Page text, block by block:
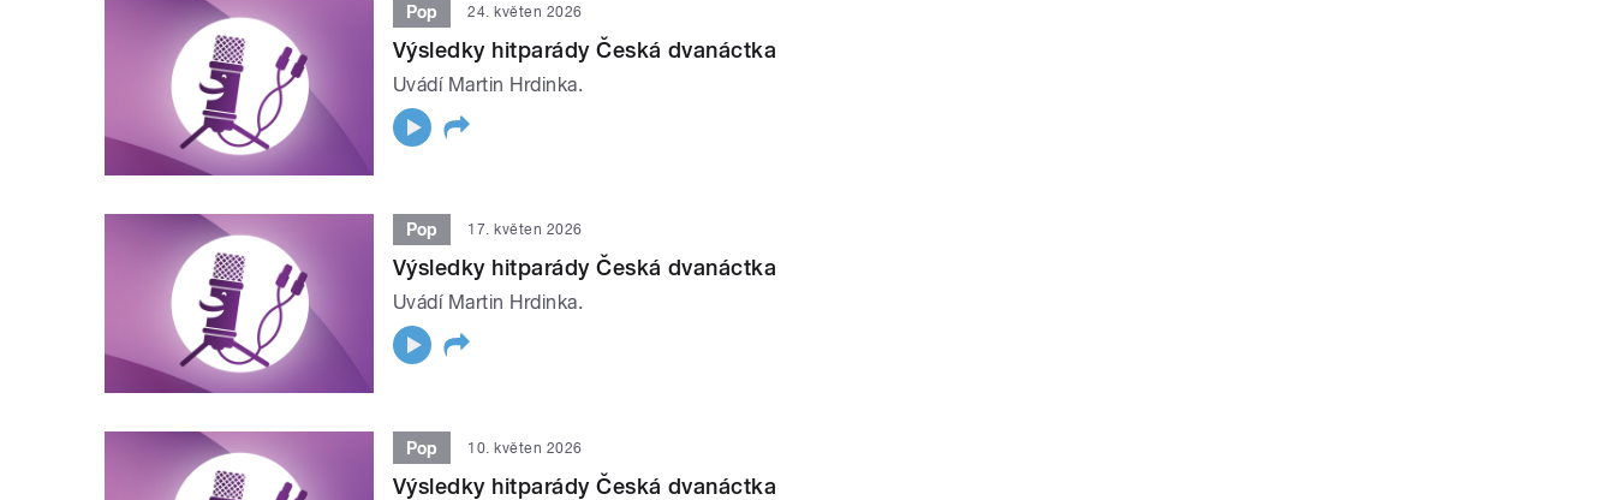
Pop 24. květen 2026
Výsledky hitparády Česká dvanáctka
Uvádí Martin Hrdinka.
Pop 17. květen 2026
Výsledky hitparády Česká dvanáctka
Uvádí Martin Hrdinka.
Pop 10. květen 2026
Výsledky hitparády Česká dvanáctka